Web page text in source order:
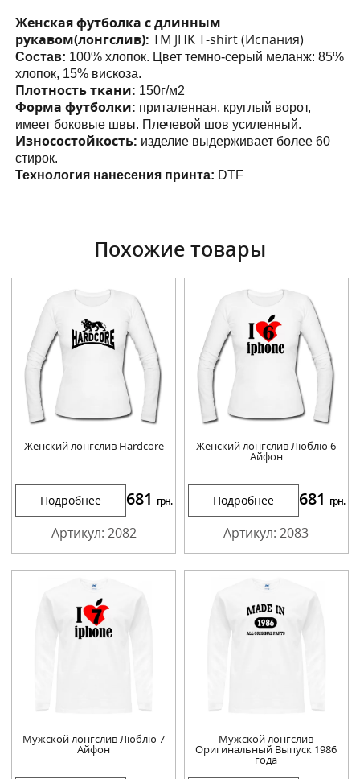
Женская футболка с длинным
рукавом(лонгслив):ТМ JHK T-shirt (Испания)
Состав: 100% хлопок. Цвет темно-серый меланж: 85%
хлопок, 15% вискоза.
Плотность ткани: 150г/м2
Форма футболки: приталенная, круглый ворот,
имеет боковые швы. Плечевой шов усиленный.
Износостойкость: изделие выдерживает более 60
стирок.
Технология нанесения принта: DTF
Похожие товары
Женский лонгслив Hardcore
Подробнее 681 грн.
Артикул: 2082
Женский лонгслив Люблю 6
Айфон
Подробнее 681 грн.
Артикул: 2083
Мужской лонгслив Люблю 7
Айфон
Мужской лонгслив
Оригинальный Выпуск 1986
года